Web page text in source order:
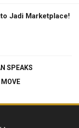
Jadi Marketplace!
SPEAKS